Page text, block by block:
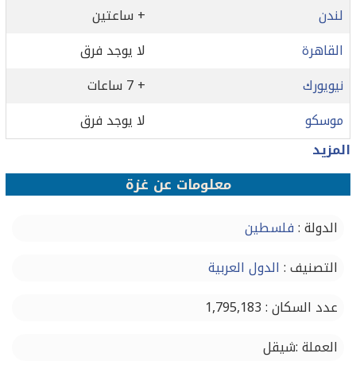
لندن
+ ساعتين
القاهرة
لا يوجد فرق
نيويورك
+ 7 ساعات
موسكو
لا يوجد فرق
المزيد
معلومات عن غزة
الدولة :فلسطين
التصنيف : الدول العربية
عدد السكان : 1,795,183
العملة :شيقل